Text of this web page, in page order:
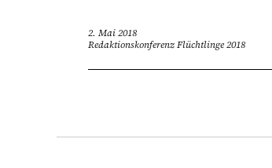
2. Mai 2018
Redaktionskonferenz Flüchtlinge 2018